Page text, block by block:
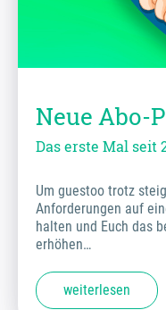
Neue Abo-
Das erste Mal seit
Um guestoo trotz
Anforderungen auf
halten und Euch das
erhöhen…
weiterlesen